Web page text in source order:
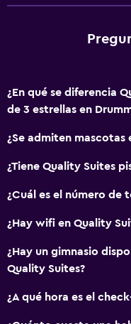
¿En qué se diferencia
de 3 estrellas en
¿Se admiten mascotas
¿Tiene Quality Suites
¿Cuál es el número de
¿Hay wifi en Quality
¿Hay un gimnasio
Quality Suites?
¿A qué hora es el